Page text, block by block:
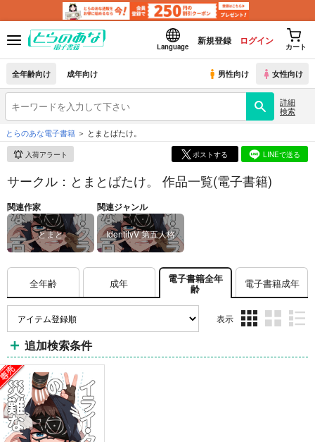
Language
新規登録 ログイン
カート
全年齢向け 成年向け 男性向け 女性向け
詳細
検索
とらのあな電子書籍
とまとばたけ。
入荷アラート ポストする LINEで送る
サークル：とまとばたけ。 作品一覧(電子書籍)
関連作家
とまと
関連ジャンル
IdentityV 第五人格
全年齢 成年 電子書籍全年
齢 電子書籍成年
表示
ム
ム
ム
追加検索条件